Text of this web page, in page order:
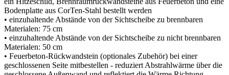
Bodenplatte aus CorTen-Stahl bestellt werden
• einzuhaltende Abstände von der Sichtscheibe zu brennbaren
Materialen: 75 cm
• einzuhaltende Abstände von der Sichtscheibe zu nicht brennbaren
Materialen: 50 cm
• Feuerbeton-Rückwandstein (optionales Zubehör) bei einer
geschlossenen Seite mitbestellen - reduziert Abstrahlwärme über die